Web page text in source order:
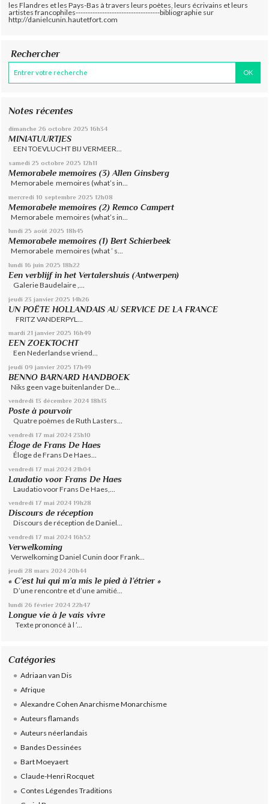
les Flandres et les Pays-Bas à travers leurs poètes, leurs écrivains et leurs
artistes francophiles-----------------------------------bibliographie sur
http://danielcunin.hautetfort.com
Rechercher
Notes récentes
dimanche 26 octobre 2025 16h34
MINIATUURTJES
EEN TOEVLUCHT BIJ VERMEER...
samedi 25 octobre 2025 12h11
Memorabele memoires (3) Allen Ginsberg
Memorabele memoires (what’s in...
mercredi 10 septembre 2025 12h08
Memorabele memoires (2) Remco Campert
Memorabele memoires (what’s in...
lundi 25 août 2025 18h45
Memorabele memoires (1) Bert Schierbeek
Memorabele memoires (what ’ s...
lundi 16 juin 2025 18h22
Een verblijf in het Vertalershuis (Antwerpen)
Galerie Baudelaire ,...
jeudi 23 janvier 2025 14h26
UN POËTE HOLLANDAIS AU SERVICE DE LA FRANCE
FRITZ VANDERPYL...
mardi 21 janvier 2025 16h49
EEN ZOEKTOCHT
Een Nederlandse vriend...
jeudi 09 janvier 2025 17h49
BENNO BARNARD HANDBOEK
Niks geen vage buitenlander De...
vendredi 13 décembre 2024 18h13
Poste à pourvoir
Quatre poèmes de Ruth Lasters...
vendredi 17 mai 2024 23h10
Éloge de Frans De Haes
Éloge de Frans De Haes...
vendredi 17 mai 2024 21h04
Laudatio voor Frans De Haes
Laudatio voor Frans De Haes,...
vendredi 17 mai 2024 19h28
Discours de réception
Discours de réception de Daniel...
vendredi 17 mai 2024 16h52
Verwelkoming
Verwelkoming Daniel Cunin door Frank...
jeudi 28 mars 2024 20h44
« C’est lui qui m’a mis le pied à l’étrier »
D’une rencontre et d’une amitié...
lundi 26 février 2024 22h47
Longue vie à Je vais vivre
Texte prononcé à l ’...
Catégories
Adriaan van Dis
Afrique
Alexandre Cohen Anarchisme Monarchisme
Auteurs flamands
Auteurs néerlandais
Bandes Dessinées
Bart Moeyaert
Claude-Henri Rocquet
Contes Légendes Traditions